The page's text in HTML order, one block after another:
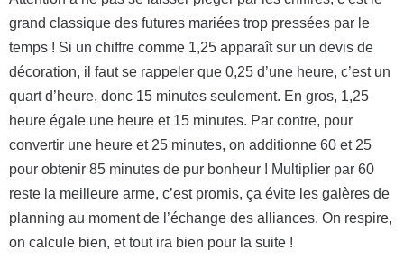
grand classique des futures mariées trop pressées par le
temps ! Si un chiffre comme 1,25 apparaît sur un devis de
décoration, il faut se rappeler que 0,25 d’une heure, c’est un
quart d’heure, donc 15 minutes seulement. En gros, 1,25
heure égale une heure et 15 minutes. Par contre, pour
convertir une heure et 25 minutes, on additionne 60 et 25
pour obtenir 85 minutes de pur bonheur ! Multiplier par 60
reste la meilleure arme, c’est promis, ça évite les galères de
planning au moment de l’échange des alliances. On respire,
on calcule bien, et tout ira bien pour la suite !